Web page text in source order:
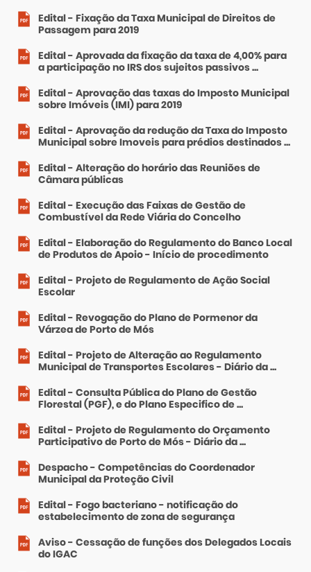
Edital - Fixação da Taxa Municipal de Direitos de
Passagem para 2019
Edital - Aprovada da fixação da taxa de 4,00% para
a participação no IRS dos sujeitos passivos ...
Edital - Aprovação das taxas do Imposto Municipal
sobre Imóveis (IMI) para 2019
Edital - Aprovação da redução da Taxa do Imposto
Municipal sobre Imoveis para prédios destinados ...
Edital - Alteração do horário das Reuniões de
Câmara públicas
Edital - Execução das Faixas de Gestão de
Combustível da Rede Viária do Concelho
Edital - Elaboração do Regulamento do Banco Local
de Produtos de Apoio - Início de procedimento
Edital - Projeto de Regulamento de Ação Social
Escolar
Edital - Revogação do Plano de Pormenor da
Várzea de Porto de Mós
Edital - Projeto de Alteração ao Regulamento
Municipal de Transportes Escolares - Diário da ...
Edital - Consulta Pública do Plano de Gestão
Florestal (PGF), e do Plano Especifico de ...
Edital - Projeto de Regulamento do Orçamento
Participativo de Porto de Mós - Diário da ...
Despacho - Competências do Coordenador
Municipal da Proteção Civil
Edital - Fogo bacteriano - notificação do
estabelecimento de zona de segurança
Aviso - Cessação de funções dos Delegados Locais
do IGAC